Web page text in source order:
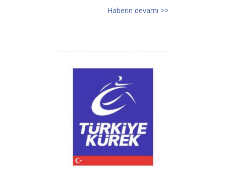
Haberin devamı >>